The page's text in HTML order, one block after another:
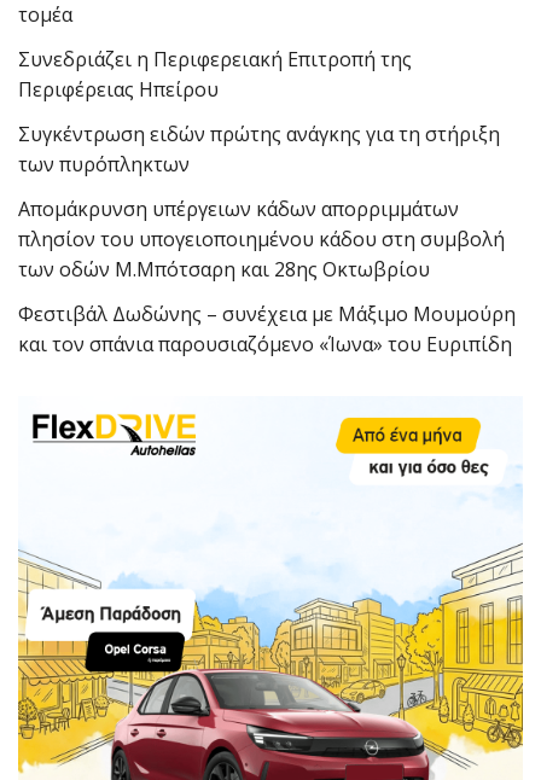
τομέα
Συνεδριάζει η Περιφερειακή Επιτροπή της
Περιφέρειας Ηπείρου
Συγκέντρωση ειδών πρώτης ανάγκης για τη στήριξη
των πυρόπληκτων
Απομάκρυνση υπέργειων κάδων απορριμμάτων
πλησίον του υπογειοποιημένου κάδου στη συμβολή
των οδών Μ.Μπότσαρη και 28ης Οκτωβρίου
Φεστιβάλ Δωδώνης – συνέχεια με Μάξιμο Μουμούρη
και τον σπάνια παρουσιαζόμενο «Ίωνα» του Ευριπίδη